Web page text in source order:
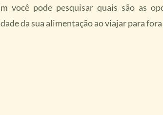
você pode pesquisar quais são as
da sua alimentação ao viajar para